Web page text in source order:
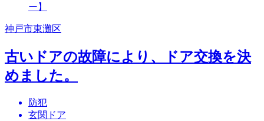
神戸市東灘区
古いドアの故障により、ドア交換を決
めました。
防犯
玄関ドア